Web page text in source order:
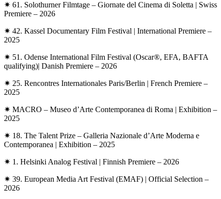
✷ 61. Solothurner Filmtage – Giornate del Cinema di Soletta | Swiss
Premiere – 2026
✷ 42. Kassel Documentary Film Festival | International Premiere –
2025
✷ 51. Odense International Film Festival (Oscar®, EFA, BAFTA
qualifying)| Danish Premiere – 2026
✷ 25. Rencontres Internationales Paris/Berlin | French Premiere –
2025
✷ MACRO – Museo d’Arte Contemporanea di Roma | Exhibition –
2025
✷ 18. The Talent Prize – Galleria Nazionale d’Arte Moderna e
Contemporanea | Exhibition – 2025
✷ 1. Helsinki Analog Festival | Finnish Premiere – 2026
✷ 39. European Media Art Festival (EMAF) | Official Selection –
2026